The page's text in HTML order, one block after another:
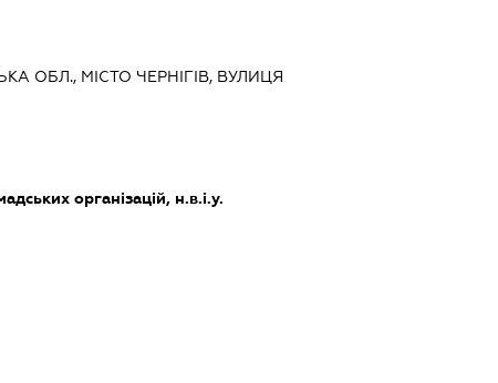
ОБЛ., МІСТО ЧЕРНІГІВ, ВУЛИЦЯ
організацій, н.в.і.у.